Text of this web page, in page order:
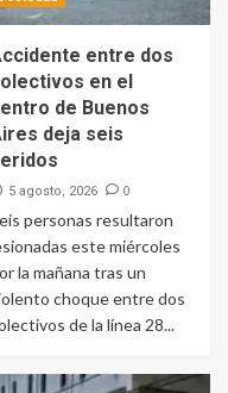
entre dos
en el
de Buenos
deja seis
5 agosto, 2026 0
personas resultaron
este miércoles
la mañana tras un
choque entre dos
de la línea 28...